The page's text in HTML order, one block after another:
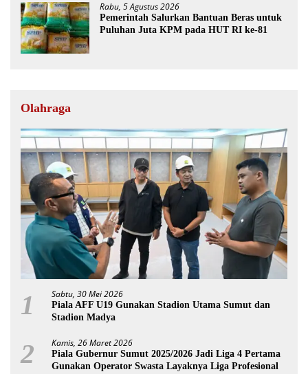
Rabu, 5 Agustus 2026
Pemerintah Salurkan Bantuan Beras untuk
Puluhan Juta KPM pada HUT RI ke-81
Olahraga
1 Sabtu, 30 Mei 2026
Piala AFF U19 Gunakan Stadion Utama Sumut dan
Stadion Madya
2 Kamis, 26 Maret 2026
Piala Gubernur Sumut 2025/2026 Jadi Liga 4 Pertama
Gunakan Operator Swasta Layaknya Liga Profesional